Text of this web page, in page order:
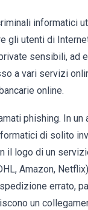
informatici
gli utenti di
sensibili, ad
a vari servizi
online.
phishing. In un
di solito
il logo di un
Amazon,
errato,
un